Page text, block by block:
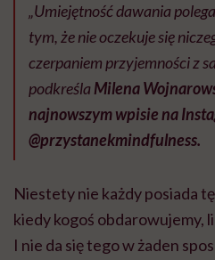
„Umiejętność dawania
tym, że nie oczekuje się
czerpaniem przyjemności z
podkreśla Milena
najnowszym wpisie na
@przystanekmindfulness.
Niestety nie każdy posiada
kiedy kogoś obdarowujemy,
I nie da się tego w żaden